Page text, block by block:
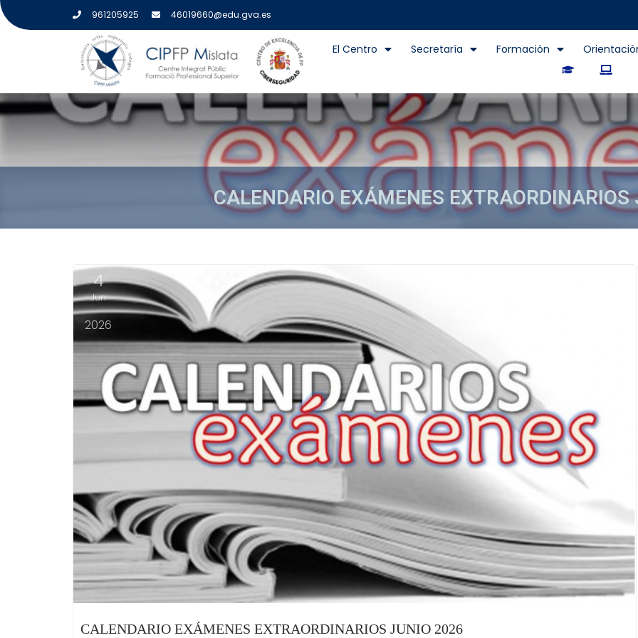
961205925 46019660@edu.gva.es
El Centro Secretaría Formación
CALENDARIO EXÁMENES
4
Jun
2026
CALENDARIO EXÁMENES EXTRAORDINARIOS JUNIO 2026